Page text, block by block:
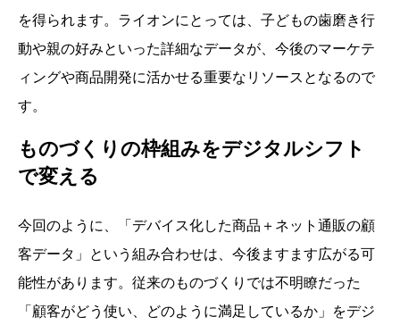
を得られます。ライオンにとっては、子どもの歯磨き行
動や親の好みといった詳細なデータが、今後のマーケテ
ィングや商品開発に活かせる重要なリソースとなるので
す。
ものづくりの枠組みをデジタルシフト
で変える
今回のように、「デバイス化した商品＋ネット通販の顧
客データ」という組み合わせは、今後ますます広がる可
能性があります。従来のものづくりでは不明瞭だった
「顧客がどう使い、どのように満足しているか」をデジ